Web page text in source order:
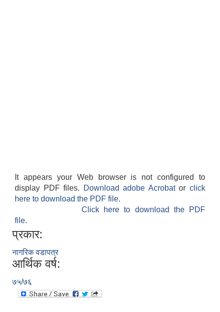
It appears your Web browser is not configured to
display PDF files.
Download adobe Acrobatorclick
here to download the PDF file.
Click here to download the PDF
file.
प्रकार:
नागरिक वडापत्र
आर्थिक वर्ष:
७५/७६